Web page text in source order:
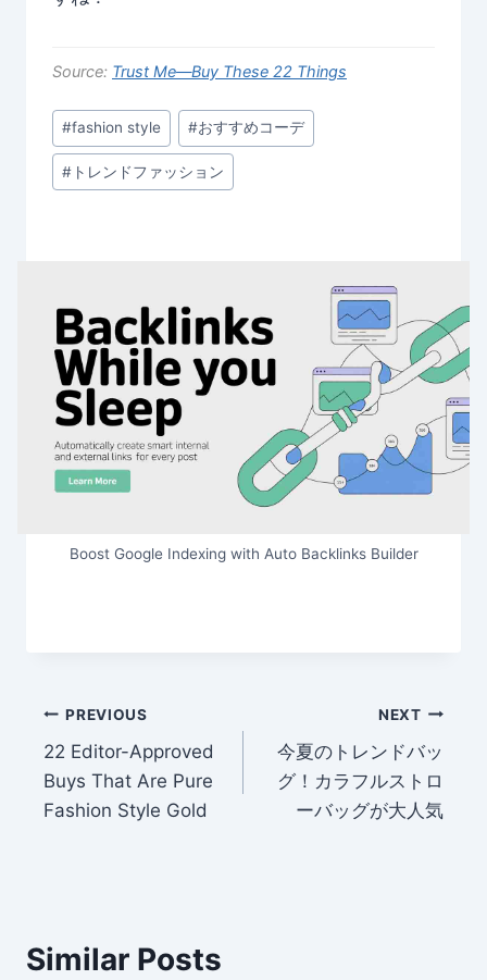
Source: Trust Me—Buy These 22 Things
Post
Tags:
#fashion style #おすすめコーデ
# トレンドファッション
Boost Google Indexing with Auto Backlinks Builder
Post
navigation
PREVIOUS
22 Editor-Approved
Buys That Are Pure
Fashion Style Gold
NEXT
今夏のトレンドバッ
グ！カラフルストロ
ーバッグが大人気
Similar Posts